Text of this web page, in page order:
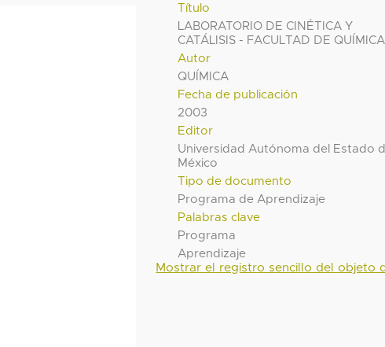
Título
LABORATORIO DE CINÉTICA Y
CATÁLISIS - FACULTAD DE QUÍMICA
Autor
QUÍMICA
Fecha de publicación
2003
Editor
Universidad Autónoma del Estado
México
Tipo de documento
Programa de Aprendizaje
Palabras clave
Programa
Aprendizaje
Mostrar el registro sencillo del objeto